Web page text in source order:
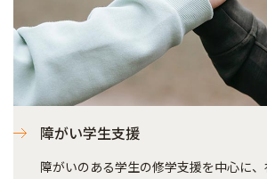
障がい学生支援
障がいのある学生の修学支援を中心に